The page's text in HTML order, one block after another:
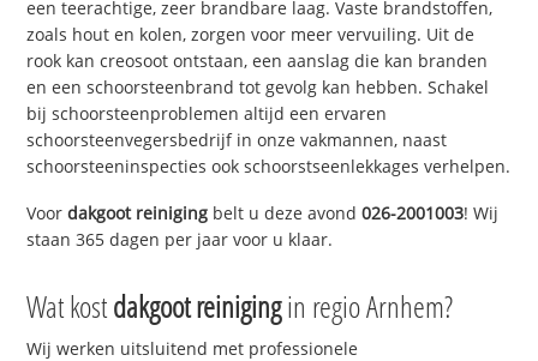
een teerachtige, zeer brandbare laag. Vaste brandstoffen,
zoals hout en kolen, zorgen voor meer vervuiling. Uit de
rook kan creosoot ontstaan, een aanslag die kan branden
en een schoorsteenbrand tot gevolg kan hebben. Schakel
bij schoorsteenproblemen altijd een ervaren
schoorsteenvegersbedrijf in onze vakmannen, naast
schoorsteeninspecties ook schoorstseenlekkages verhelpen.
Voordakgoot reiniging belt u deze avond026-2001003! Wij
staan 365 dagen per jaar voor u klaar.
Wat kostdakgoot reinigingin regio Arnhem?
Wij werken uitsluitend met professionele